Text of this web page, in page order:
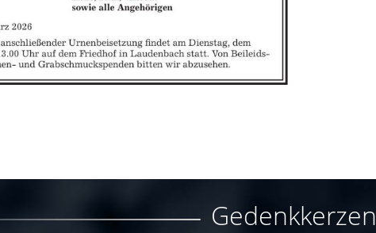
Gedenkkerzen